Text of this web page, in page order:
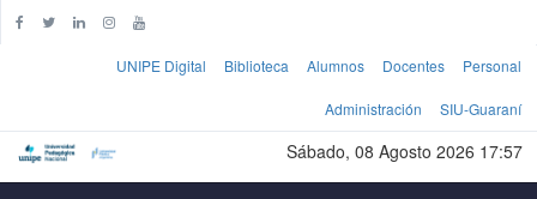
UNIPE Digital Biblioteca Alumnos Docentes Personal
Administración SIU-Guaraní
Sábado, 08 Agosto 2026 17:57